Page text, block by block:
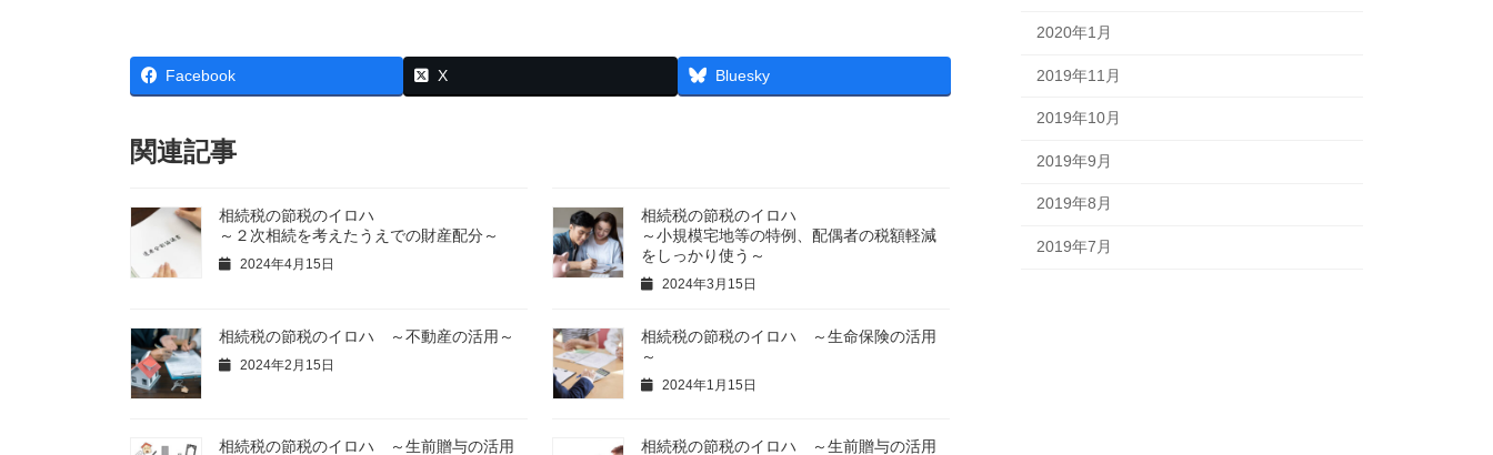
Facebook X Bluesky
関連記事
相続税の節税のイロハ
～２次相続を考えたうえでの財産配分～
2024年4月15日
相続税の節税のイロハ
～小規模宅地等の特例、配偶者の税額軽減
をしっかり使う～
2024年3月15日
相続税の節税のイロハ ～不動産の活用～
2024年2月15日
相続税の節税のイロハ ～生命保険の活用
～
2024年1月15日
相続税の節税のイロハ ～生前贈与の活用
相続税の節税のイロハ ～生前贈与の活用
2020年1月
2019年11月
2019年10月
2019年9月
2019年8月
2019年7月